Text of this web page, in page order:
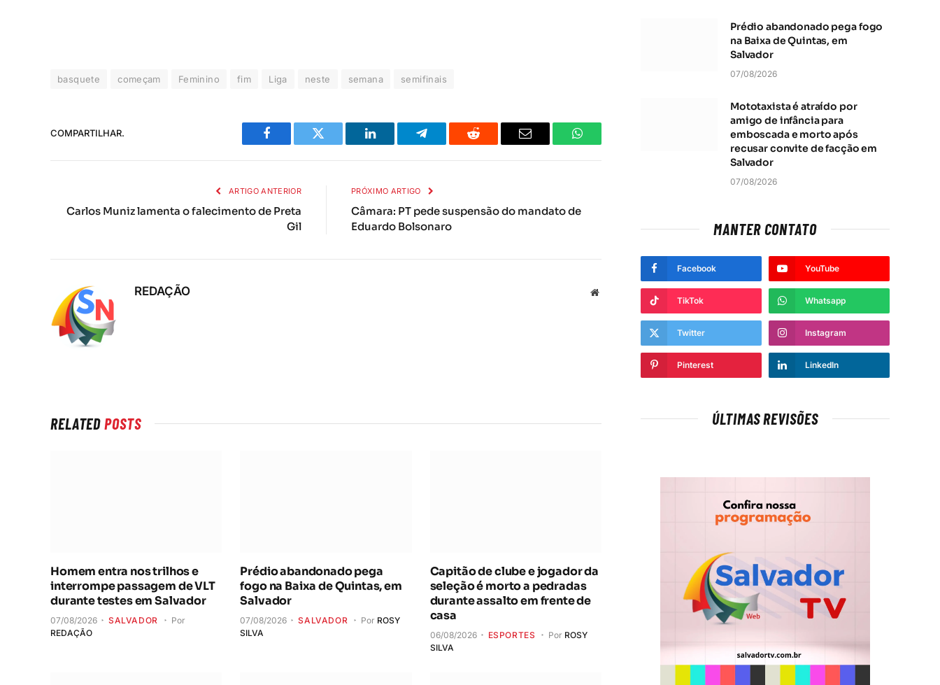
basquete começam Feminino fim Liga neste semana semifinais
COMPARTILHAR.
Facebook Twitter LinkedIn TelegramaReddit
E-
Whatsapp
ARTIGO ANTERIOR
Carlos Muniz lamenta o falecimento de Preta
Gil
PRÓXIMO ARTIGO
Câmara: PT pede suspensão do mandato de
Eduardo Bolsonaro
REDAÇÃO
Local
RELATEDPOSTS
Homem entra nos trilhos e
interrompe passagem de VLT
durante testes em Salvador
07/08/2026 SALVADOR
Por
REDAÇÃO
Prédio abandonado pega
fogo na Baixa de Quintas, em
Salvador
07/08/2026 SALVADOR Por ROSY
SILVA
Capitão de clube e jogador da
seleção é morto a pedradas
durante assalto em frente de
casa
06/08/2026 ESPORTES Por ROSY
SILVA
Prédio abandonado pega fogo
na Baixa de Quintas, em
Salvador
07/08/2026
Mototaxista é atraído por
amigo de infância para
emboscada e morto após
recusar convite de facção em
Salvador
07/08/2026
MANTER CONTATO
Facebook YouTube
TikTok Whatsapp
Twitter Instagram
Pinterest LinkedIn
ÚLTIMAS REVISÕES